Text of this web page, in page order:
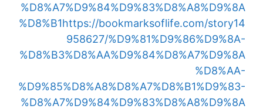
%D8%A7%D9%84%D9%83%D8%A8%D9%8A
%D8%B1https://bookmarksoflife.com/story14
958627/%D9%81%D9%86%D9%8A-
%D8%B3%D8%AA%D9%84%D8%A7%D9%8A
%D8%AA-
%D9%85%D8%A8%D8%A7%D8%B1%D9%83-
%D8%A7%D9%84%D9%83%D8%A8%D9%8A